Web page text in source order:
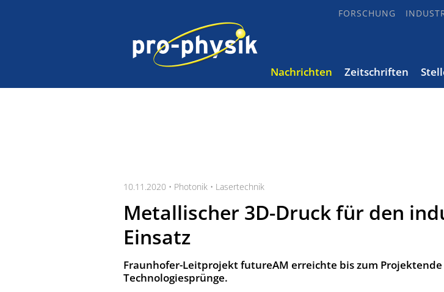
FORSCHUNG
Nachrichten Zeitschriften
10.11.2020 • Photonik • Lasertechnik
Metallischer 3D-Druck für den
Einsatz
Fraunhofer-Leitprojekt futureAM erreichte bis zum
Technologiesprünge.